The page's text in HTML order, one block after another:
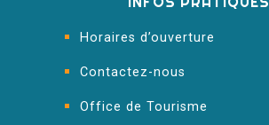
Horaires d’ouverture
Contactez-nous
Office de Tourisme